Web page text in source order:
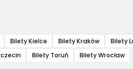
Bilety Kielce Bilety Kraków
Bilety
Bilety Toruń
Bilety Wrocław